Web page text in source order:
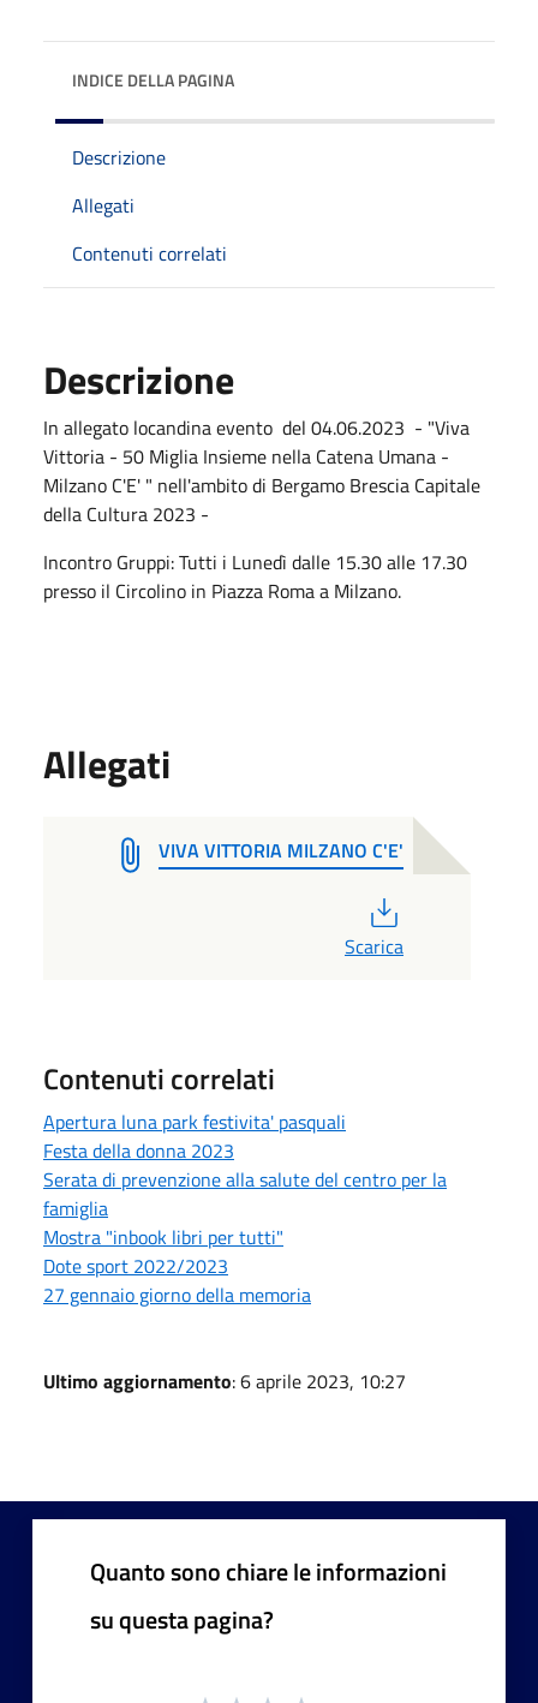
INDICE DELLA PAGINA
Descrizione
Allegati
Contenuti correlati
Descrizione
In allegato locandina evento del 04.06.2023 - "Viva
Vittoria - 50 Miglia Insieme nella Catena Umana -
Milzano C'E' " nell'ambito di Bergamo Brescia Capitale
della Cultura 2023 -
Incontro Gruppi: Tutti i Lunedì dalle 15.30 alle 17.30
presso il Circolino in Piazza Roma a Milzano.
Allegati
VIVA VITTORIA MILZANO C'E'
Scarica
Contenuti correlati
Apertura luna park festivita' pasquali
Festa della donna 2023
Serata di prevenzione alla salute del centro per la
famiglia
Mostra "inbook libri per tutti"
Dote sport 2022/2023
27 gennaio giorno della memoria
Ultimo aggiornamento: 6 aprile 2023, 10:27
Quanto sono chiare le informazioni
su questa pagina?